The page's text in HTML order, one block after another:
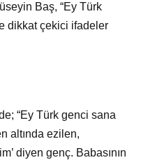
Baş, “Ey Türk
dikkat çekici ifadeler
“Ey Türk genci sana
altında ezilen,
diyen genç. Babasının